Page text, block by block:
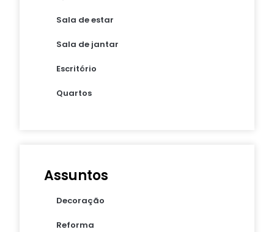
Sala de estar
Sala de jantar
Escritório
Quartos
Assuntos
Decoração
Reforma